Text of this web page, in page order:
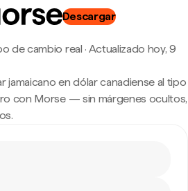
Descargar
de cambio real · Actualizado hoy, 9
jamaicano en dólar canadiense al tipo
con Morse — sin márgenes ocultos,